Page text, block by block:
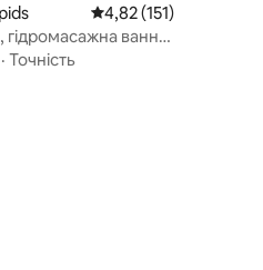
Середня оцінка: 4,82
4,82 (151)
гідромасажна ванна,
Wi-Fi, можна з
· Точність